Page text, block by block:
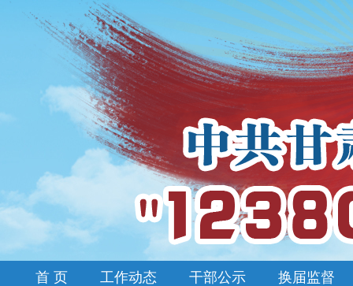
首 页 工作动态 干部公示 换届监督